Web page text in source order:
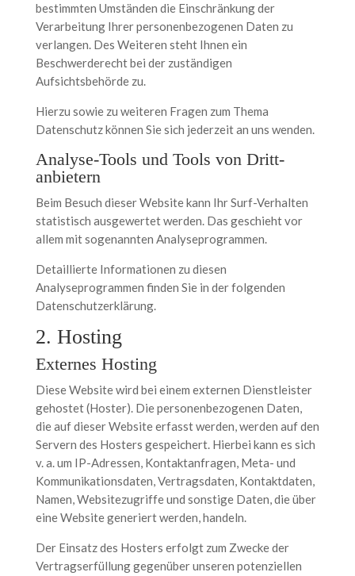
bestimmten Umständen die Einschränkung der
Verarbeitung Ihrer personenbezogenen Daten zu
verlangen. Des Weiteren steht Ihnen ein
Beschwerderecht bei der zuständigen
Aufsichtsbehörde zu.
Hierzu sowie zu weiteren Fragen zum Thema
Datenschutz können Sie sich jederzeit an uns wenden.
Analyse-Tools und Tools von Dritt­
anbietern
Beim Besuch dieser Website kann Ihr Surf-Verhalten
statistisch ausgewertet werden. Das geschieht vor
allem mit sogenannten Analyseprogrammen.
Detaillierte Informationen zu diesen
Analyseprogrammen finden Sie in der folgenden
Datenschutzerklärung.
2. Hosting
Externes Hosting
Diese Website wird bei einem externen Dienstleister
gehostet (Hoster). Die personenbezogenen Daten,
die auf dieser Website erfasst werden, werden auf den
Servern des Hosters gespeichert. Hierbei kann es sich
v. a. um IP-Adressen, Kontaktanfragen, Meta- und
Kommunikationsdaten, Vertragsdaten, Kontaktdaten,
Namen, Websitezugriffe und sonstige Daten, die über
eine Website generiert werden, handeln.
Der Einsatz des Hosters erfolgt zum Zwecke der
Vertragserfüllung gegenüber unseren potenziellen